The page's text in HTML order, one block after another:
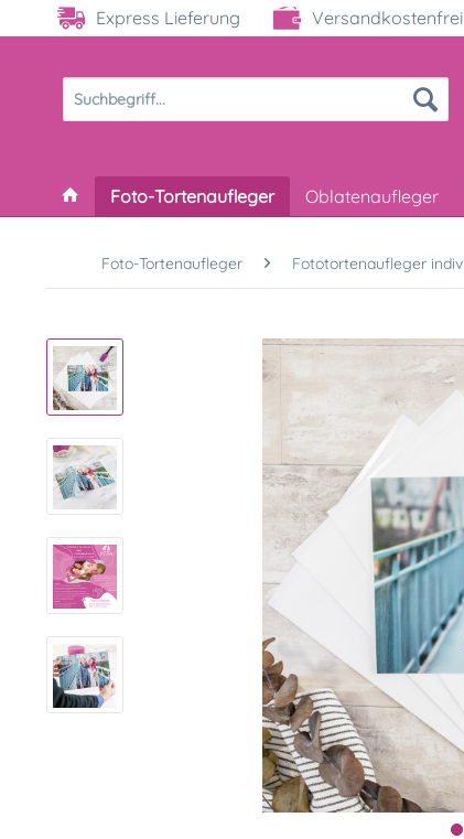
Express Lieferung
Foto-Tortenaufleger Oblatenaufleger
Foto-Tortenaufleger Fototortenaufleger